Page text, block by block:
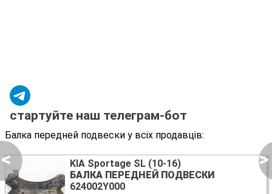
< >
стартуйте наш телеграм-бот
Балка передней подвески у всіх продавців:
KIA Sportage SL (10-16)
БАЛКА ПЕРЕДНЕЙ ПОДВЕСКИ
624002Y000